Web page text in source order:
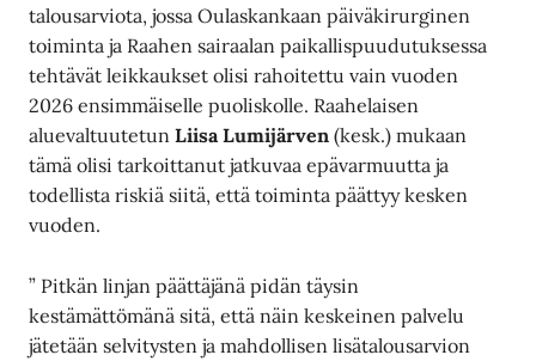
talousarviota, jossa Oulaskankaan päiväkirurginen
toiminta ja Raahen sairaalan paikallispuudutuksessa
tehtävät leikkaukset olisi rahoitettu vain vuoden
2026 ensimmäiselle puoliskolle. Raahelaisen
aluevaltuutetunLiisa Lumijärven (kesk.) mukaan
tämä olisi tarkoittanut jatkuvaa epävarmuutta ja
todellista riskiä siitä, että toiminta päättyy kesken
vuoden.
” Pitkän linjan päättäjänä pidän täysin
kestämättömänä sitä, että näin keskeinen palvelu
jätetään selvitysten ja mahdollisen lisätalousarvion